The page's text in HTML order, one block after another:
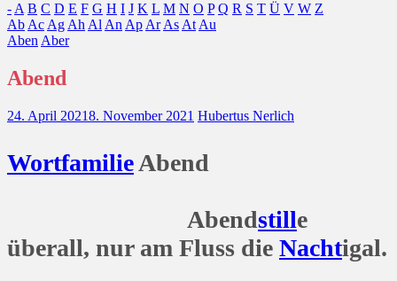
- A B C D E F G H I J K L M N O P Q R S T Ü V W Z
Ab Ac Ag Ah Al An Ap Ar As At Au
Aben Aber
Abend
24. April 20218. November 2021 Hubertus Nerlich
WortfamilieAbend
Abendstille
überall, nur am Fluss die Nachtigal.